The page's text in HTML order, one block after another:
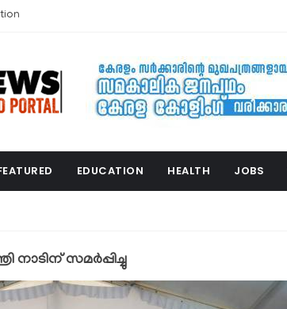
EDUCATION HEALTH JOBS
നാടിന് സമര്‍പ്പിച്ചു